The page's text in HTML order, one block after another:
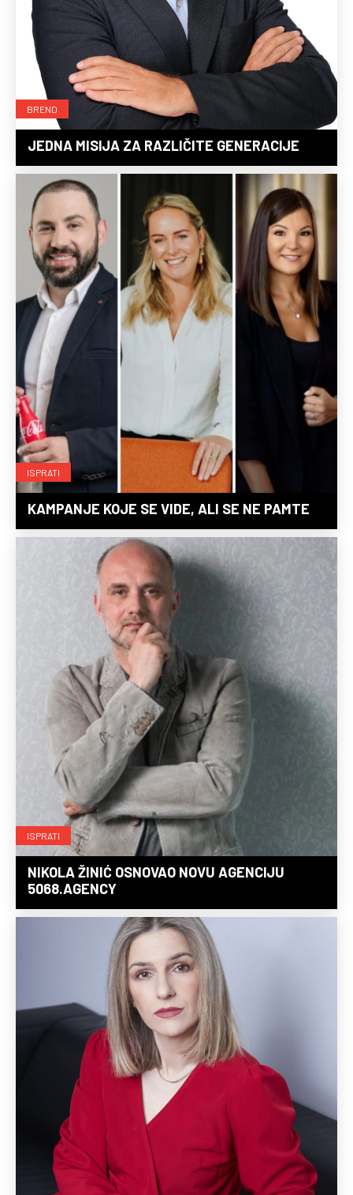
BREND
JEDNA MISIJA ZA RAZLIČITE GENERACIJE
ISPRATI
KAMPANJE KOJE SE VIDE, ALI SE NE PAMTE
ISPRATI
NIKOLA ŽINIĆ OSNOVAO NOVU AGENCIJU
5068.AGENCY